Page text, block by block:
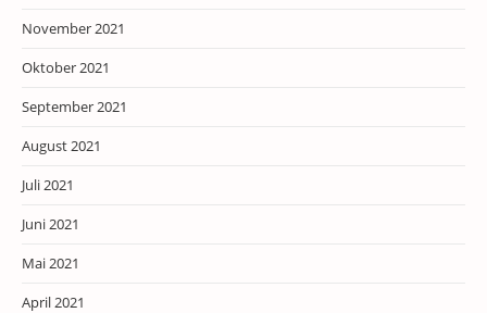
November 2021
Oktober 2021
September 2021
August 2021
Juli 2021
Juni 2021
Mai 2021
April 2021